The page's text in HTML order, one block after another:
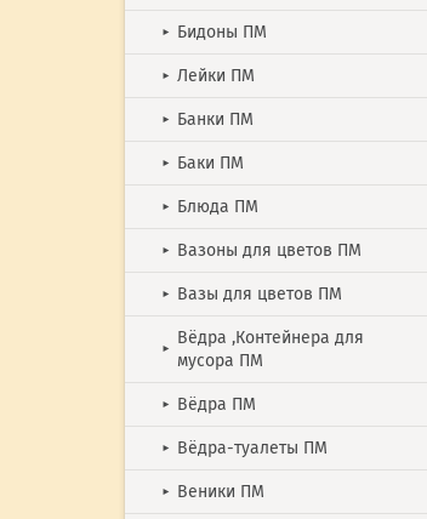
► Бидоны ПМ
► Лейки ПМ
► Банки ПМ
► Баки ПМ
► Блюда ПМ
► Вазоны для цветов ПМ
► Вазы для цветов ПМ
►
Вёдра ,Контейнера для
мусора ПМ
► Вёдра ПМ
► Вёдра-туалеты ПМ
► Веники ПМ